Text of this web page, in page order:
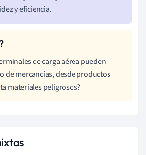
y eficiencia.
de carga aérea pueden
de mercancías, desde productos
materiales peligrosos?